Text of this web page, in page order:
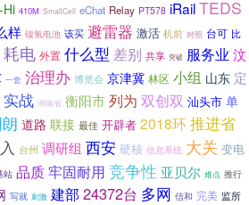
Hi 410M SmallCell eChat Relay PT578 iRailTEDS
样 镍氢电池 该买 避雷器 激活 机前 对照 台可 比
耗电 外置 什么型 差别 共享 突破 服务业 汶
一套 治理办 博览会 京津冀 林区 小组 山东 定
实战 湖南省 衡阳市列为 双创双 汕头市 单
道路 联接 最佳 开辟者 2018环推进省
台州 调研组 西安 硬核 信息系统 大关 变电
站 品质牢固耐用 竞争性 亚贝尔 难点 推行
写就 刺激 建部 24372台 多网 信和 完美 监所